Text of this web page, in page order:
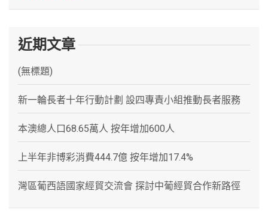
近期文章
(無標題)
新一輪長者十年行動計劃 設四專責小組推動長者服務
本澳總人口68.65萬人 按年增加600人
上半年非博彩消費444.7億 按年增加17.4%
灣區葡西語國家經貿交流會 探討中葡經貿合作新路徑